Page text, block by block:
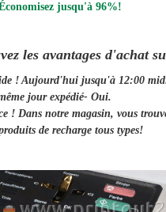
jusqu'à 96%!
les avantages d'achat
! Aujourd'hui jusqu'à 12:00
jourexpédié- Oui.
! Dans notre magasin, vous
de recharge tous types!